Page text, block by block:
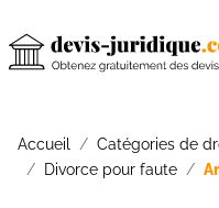
Accueil Catégories de
Divorce pour faute